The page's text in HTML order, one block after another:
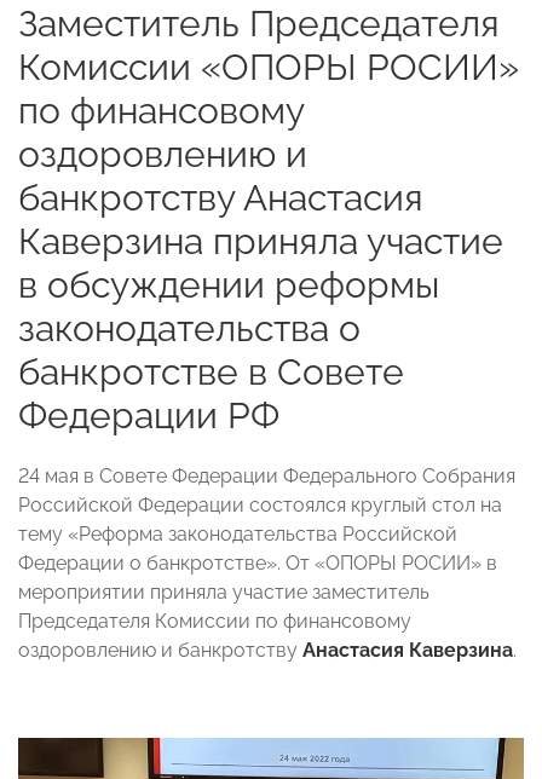
Заместитель Председателя
Комиссии «ОПОРЫ РОСИИ»
по финансовому
оздоровлению и
банкротству Анастасия
Каверзина приняла участие
в обсуждении реформы
законодательства о
банкротстве в Совете
Федерации РФ
24 мая в Совете Федерации Федерального Собрания
Российской Федерации состоялся круглый стол на
тему «Реформа законодательства Российской
Федерации о банкротстве». От «ОПОРЫ РОСИИ» в
мероприятии приняла участие заместитель
Председателя Комиссии по финансовому
оздоровлению и банкротству Анастасия Каверзина.